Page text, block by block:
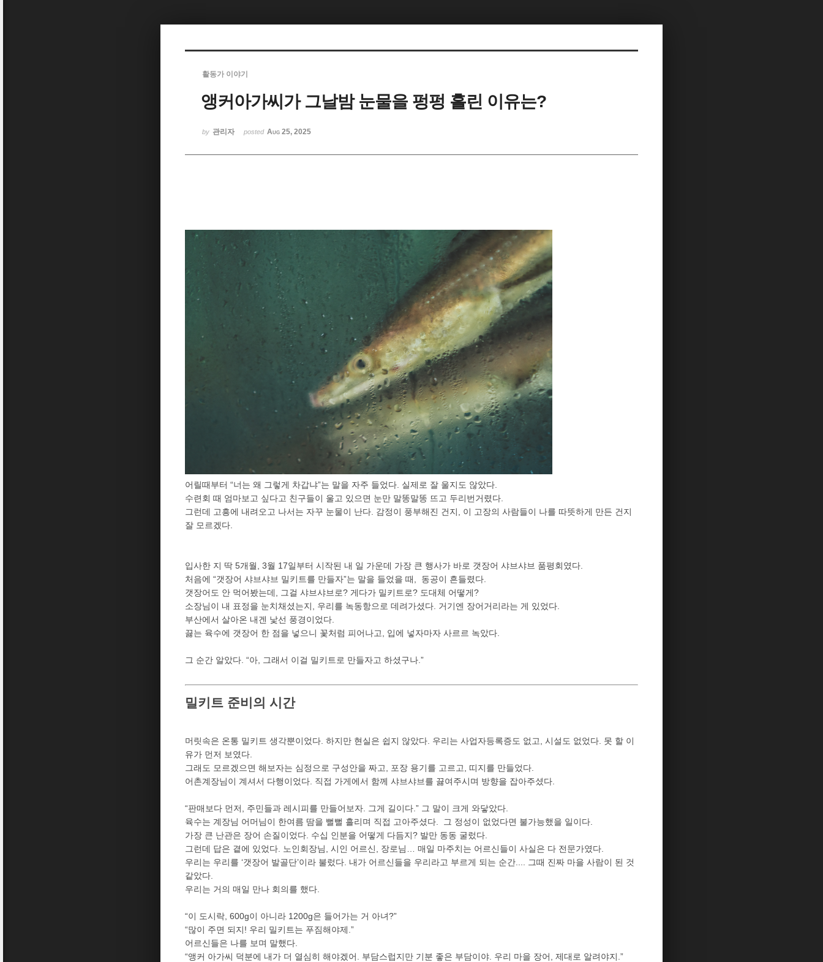
활동가 이야기
앵커아가씨가 그날밤 눈물을 펑펑 흘린 이유는?
by 관리자 posted Aug 25, 2025
어릴때부터 “너는 왜 그렇게 차갑냐”는 말을 자주 들었다. 실제로 잘 울지도 않았다.
수련회 때 엄마보고 싶다고 친구들이 울고 있으면 눈만 말똥말똥 뜨고 두리번거렸다.
그런데 고흥에 내려오고 나서는 자꾸 눈물이 난다. 감정이 풍부해진 건지, 이 고장의 사람들이 나를 따뜻하게 만든 건지
잘 모르겠다.
입사한 지 딱 5개월, 3월 17일부터 시작된 내 일 가운데 가장 큰 행사가 바로 갯장어 샤브샤브 품평회였다.
처음에 “갯장어 샤브샤브 밀키트를 만들자”는 말을 들었을 때, 동공이 흔들렸다.
갯장어도 안 먹어봤는데, 그걸 샤브샤브로? 게다가 밀키트로? 도대체 어떻게?
소장님이 내 표정을 눈치채셨는지, 우리를 녹동항으로 데려가셨다. 거기엔 장어거리라는 게 있었다.
부산에서 살아온 내겐 낯선 풍경이었다.
끓는 육수에 갯장어 한 점을 넣으니 꽃처럼 피어나고, 입에 넣자마자 사르르 녹았다.
그 순간 알았다. “아, 그래서 이걸 밀키트로 만들자고 하셨구나.”
밀키트 준비의 시간
머릿속은 온통 밀키트 생각뿐이었다. 하지만 현실은 쉽지 않았다. 우리는 사업자등록증도 없고, 시설도 없었다. 못 할 이
유가 먼저 보였다.
그래도 모르겠으면 해보자는 심정으로 구성안을 짜고, 포장 용기를 고르고, 띠지를 만들었다.
어촌계장님이 계셔서 다행이었다. 직접 가게에서 함께 샤브샤브를 끓여주시며 방향을 잡아주셨다.
“판매보다 먼저, 주민들과 레시피를 만들어보자. 그게 길이다.” 그 말이 크게 와닿았다.
육수는 계장님 어머님이 한여름 땀을 뻘뻘 흘리며 직접 고아주셨다. 그 정성이 없었다면 불가능했을 일이다.
가장 큰 난관은 장어 손질이었다. 수십 인분을 어떻게 다듬지? 발만 동동 굴렀다.
그런데 답은 곁에 있었다. 노인회장님, 시인 어르신, 장로님… 매일 마주치는 어르신들이 사실은 다 전문가였다.
우리는 우리를 ‘갯장어 발골단’이라 불렀다. 내가 어르신들을 우리라고 부르게 되는 순간.... 그때 진짜 마을 사람이 된 것
같았다.
우리는 거의 매일 만나 회의를 했다.
“이 도시락, 600g이 아니라 1200g은 들어가는 거 아녀?”
“많이 주면 되지! 우리 밀키트는 푸짐해야제.”
어르신들은 나를 보며 말했다.
“앵커 아가씨 덕분에 내가 더 열심히 해야겠어. 부담스럽지만 기분 좋은 부담이야. 우리 마을 장어, 제대로 알려야지.”
Sketchbook5, 스케치북5
Sketchbook5, 스케치북5